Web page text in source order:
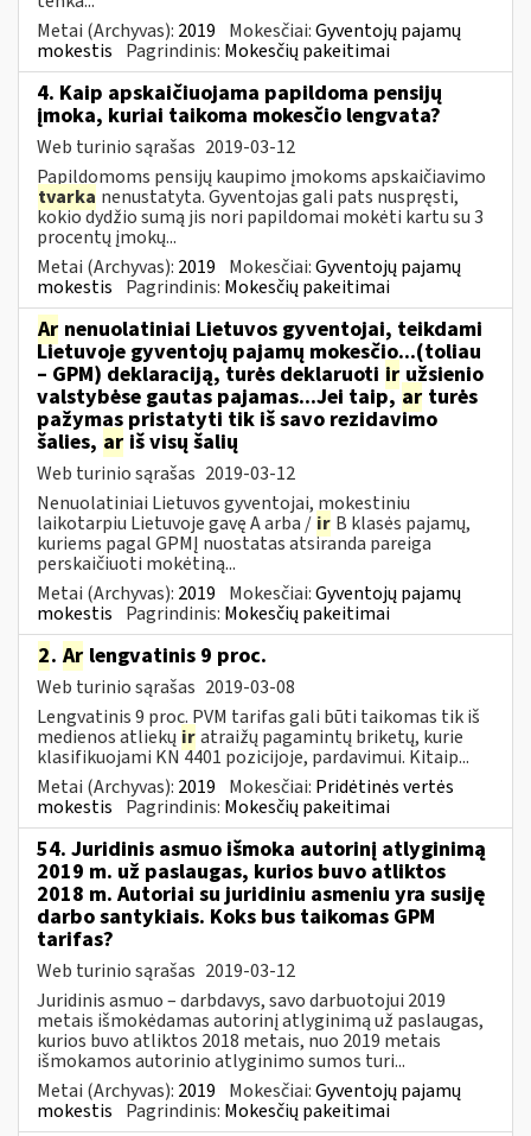
Metai (Archyvas): 2019 Mokesčiai:Gyventojų pajamų
mokestis Pagrindinis: Mokesčių pakeitimai
4. Kaip apskaičiuojama papildoma pensijų
įmoka, kuriai taikoma mokesčio lengvata?
Web turinio sąrašas 2019-03-12
Papildomoms pensijų kaupimo įmokoms apskaičiavimo
tvarka nenustatyta. Gyventojas gali pats nuspręsti,
kokio dydžio sumą jis nori papildomai mokėti kartu su 3
procentų įmokų...
Metai (Archyvas): 2019 Mokesčiai:Gyventojų pajamų
mokestis Pagrindinis: Mokesčių pakeitimai
Ar nenuolatiniai Lietuvos gyventojai, teikdami
Lietuvoje gyventojų pajamų mokesčio...(toliau
– GPM) deklaraciją, turės deklaruoti ir užsienio
valstybėse gautas pajamas...Jei taip,ar turės
pažymas pristatyti tik iš savo rezidavimo
šalies, ar iš visų šalių
Web turinio sąrašas 2019-03-12
Nenuolatiniai Lietuvos gyventojai, mokestiniu
laikotarpiu Lietuvoje gavę A arba / ir B klasės pajamų,
kuriems pagal GPMĮ nuostatas atsiranda pareiga
perskaičiuoti mokėtiną...
Metai (Archyvas): 2019 Mokesčiai:Gyventojų pajamų
mokestis Pagrindinis: Mokesčių pakeitimai
2. Ar lengvatinis 9 proc.
Web turinio sąrašas 2019-03-08
Lengvatinis 9 proc. PVM tarifas gali būti taikomas tik iš
medienos atliekų iratraižų pagamintų briketų, kurie
klasifikuojami KN 4401 pozicijoje, pardavimui. Kitaip...
Metai (Archyvas): 2019 Mokesčiai: Pridėtinės vertės
mokestis Pagrindinis: Mokesčių pakeitimai
54. Juridinis asmuo išmoka autorinį atlyginimą
2019 m. už paslaugas, kurios buvo atliktos
2018 m. Autoriai su juridiniu asmeniu yra susiję
darbo santykiais. Koks bus taikomas GPM
tarifas?
Web turinio sąrašas 2019-03-12
Juridinis asmuo – darbdavys, savo darbuotojui 2019
metais išmokėdamas autorinį atlyginimą už paslaugas,
kurios buvo atliktos 2018 metais, nuo 2019 metais
išmokamos autorinio atlyginimo sumos turi...
Metai (Archyvas): 2019 Mokesčiai:Gyventojų pajamų
mokestis Pagrindinis: Mokesčių pakeitimai